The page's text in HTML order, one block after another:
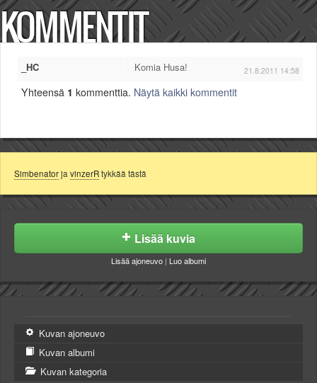
KOMMENTIT
_HC Komia Husa! 21.8.2011 14:58
Yhteensä 1 kommenttia. Näytä kaikki kommentit
Simbenatorja vinzerRtykkää tästä
Lisää kuvia
Lisää ajoneuvo | Luo albumi
Kuvan ajoneuvo
Kuvan albumi
Kuvan kategoria